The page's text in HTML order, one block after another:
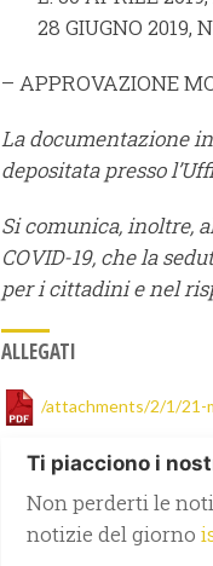
28 GIUGNO 2019,
– APPROVAZIONE
La documentazione
depositata presso
Si comunica, inoltre,
COVID-19, che la
per i cittadini e nel
ALLEGATI
/attachments/2/1/21-
Ti piacciono i
Non perderti le
notizie del giorno